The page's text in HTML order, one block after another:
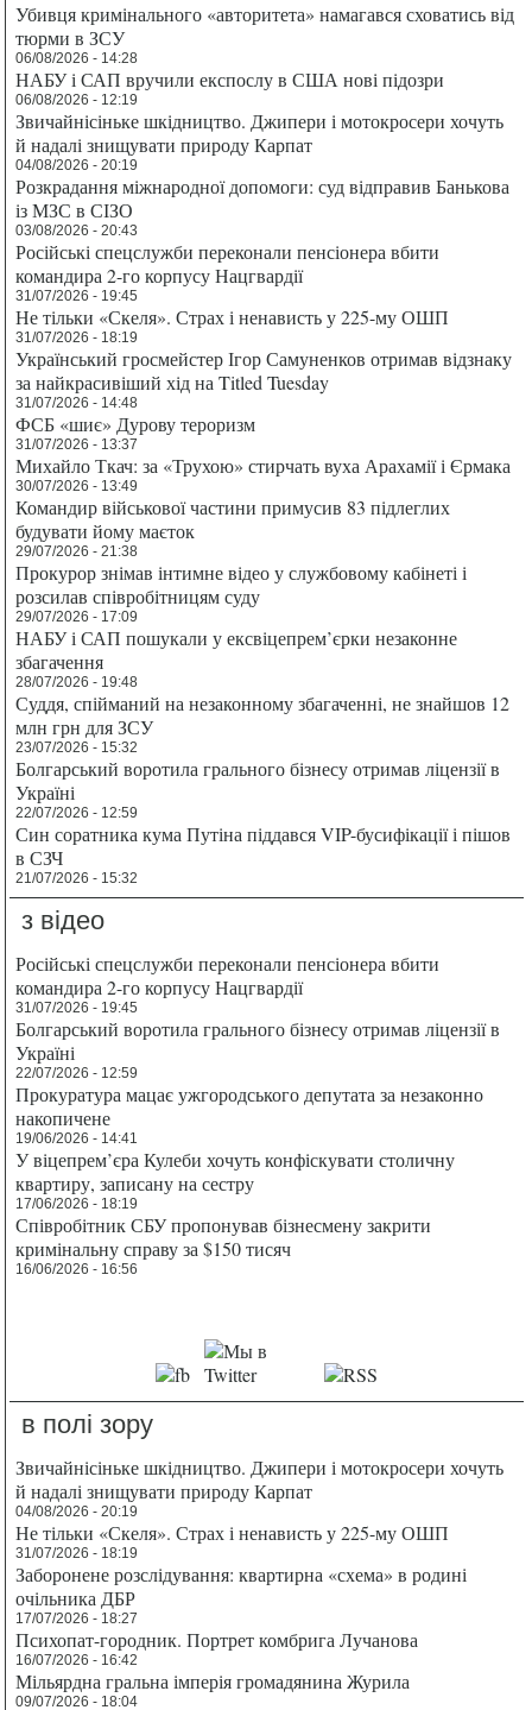
Убивця кримінального «авторитета» намагався сховатись від
тюрми в ЗСУ
06/08/2026 - 14:28
НАБУ і САП вручили експослу в США нові підозри
06/08/2026 - 12:19
Звичайнісіньке шкідництво. Джипери і мотокросери хочуть
й надалі знищувати природу Карпат
04/08/2026 - 20:19
Розкрадання міжнародної допомоги: суд відправив Банькова
із МЗС в СІЗО
03/08/2026 - 20:43
Російські спецслужби переконали пенсіонера вбити
командира 2-го корпусу Нацгвардії
31/07/2026 - 19:45
Не тільки «Скеля». Страх і ненависть у 225-му ОШП
31/07/2026 - 18:19
Український гросмейстер Ігор Самуненков отримав відзнаку
за найкрасивіший хід на Titled Tuesday
31/07/2026 - 14:48
ФСБ «шиє» Дурову тероризм
31/07/2026 - 13:37
Михайло Ткач: за «Трухою» стирчать вуха Арахамії і Єрмака
30/07/2026 - 13:49
Командир військової частини примусив 83 підлеглих
будувати йому маєток
29/07/2026 - 21:38
Прокурор знімав інтимне відео у службовому кабінеті і
розсилав співробітницям суду
29/07/2026 - 17:09
НАБУ і САП пошукали у ексвіцепрем’єрки незаконне
збагачення
28/07/2026 - 19:48
Суддя, спійманий на незаконному збагаченні, не знайшов 12
млн грн для ЗСУ
23/07/2026 - 15:32
Болгарський воротила грального бізнесу отримав ліцензії в
Україні
22/07/2026 - 12:59
Син соратника кума Путіна піддався VIP-бусифікації і пішов
в СЗЧ
21/07/2026 - 15:32
з відео
Російські спецслужби переконали пенсіонера вбити
командира 2-го корпусу Нацгвардії
31/07/2026 - 19:45
Болгарський воротила грального бізнесу отримав ліцензії в
Україні
22/07/2026 - 12:59
Прокуратура мацає ужгородського депутата за незаконно
накопичене
19/06/2026 - 14:41
У віцепрем’єра Кулеби хочуть конфіскувати столичну
квартиру, записану на сестру
17/06/2026 - 18:19
Співробітник СБУ пропонував бізнесмену закрити
кримінальну справу за $150 тисяч
16/06/2026 - 16:56
в полі зору
Звичайнісіньке шкідництво. Джипери і мотокросери хочуть
й надалі знищувати природу Карпат
04/08/2026 - 20:19
Не тільки «Скеля». Страх і ненависть у 225-му ОШП
31/07/2026 - 18:19
Заборонене розслідування: квартирна «схема» в родині
очільника ДБР
17/07/2026 - 18:27
Психопат-городник. Портрет комбрига Лучанова
16/07/2026 - 16:42
Мільярдна гральна імперія громадянина Журила
09/07/2026 - 18:04